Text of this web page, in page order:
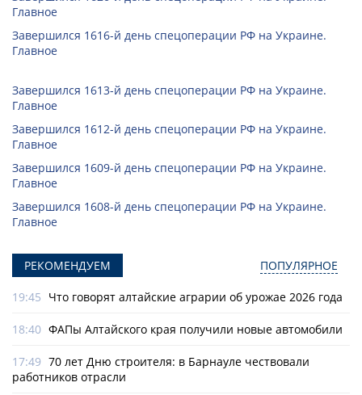
Главное
Завершился 1616-й день спецоперации РФ на Украине.
Главное
Завершился 1613-й день спецоперации РФ на Украине.
Главное
Завершился 1612-й день спецоперации РФ на Украине.
Главное
Завершился 1609-й день спецоперации РФ на Украине.
Главное
Завершился 1608-й день спецоперации РФ на Украине.
Главное
РЕКОМЕНДУЕМ ПОПУЛЯРНОЕ
19:45 Что говорят алтайские аграрии об урожае 2026 года
18:40 ФАПы Алтайского края получили новые автомобили
17:49 70 лет Дню строителя: в Барнауле чествовали
работников отрасли